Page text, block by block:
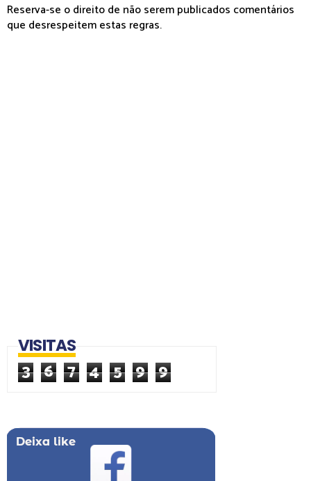
Reserva-se o direito de não serem publicados comentários
que desrespeitem estas regras.
VISITAS
3 6 7 4 5 9 9